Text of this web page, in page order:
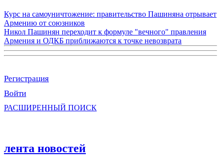
Курс на самоуничтожение: правительство Пашиняна отрывает
Армению от союзников
Никол Пашинян переходит к формуле "вечного" правления
Армения и ОДКБ приближаются к точке невозврата
Регистрация
Войти
РАСШИРЕННЫЙ ПОИСК
лента новостей